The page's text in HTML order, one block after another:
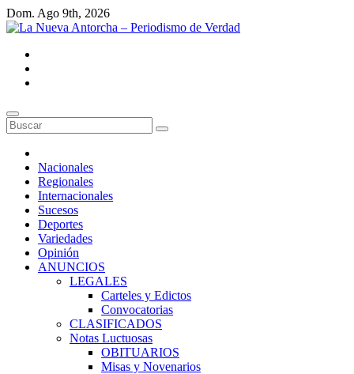
Saltar
al
Dom. Ago 9th, 2026
La Nueva Antorcha - Periodismo de Verdad
Noticias de Venezuela y el mundo.
Nacionales
Regionales
Internacionales
Sucesos
Deportes
Variedades
Opinión
ANUNCIOS
LEGALES
Carteles y Edictos
Convocatorias
CLASIFICADOS
Notas Luctuosas
OBITUARIOS
Misas y Novenarios